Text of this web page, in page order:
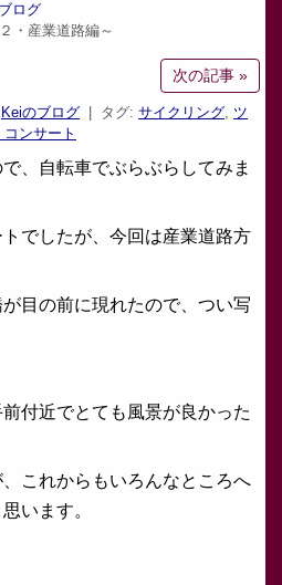
ログ
・産業道路編～
次の記事 »
Keiのブログ | タグ: サイクリング, ツ
ンサート
、自転車でぶらぶらしてみま
でしたが、今回は産業道路方
目の前に現れたので、つい写
付近でとても風景が良かった
これからもいろんなところへ
います。